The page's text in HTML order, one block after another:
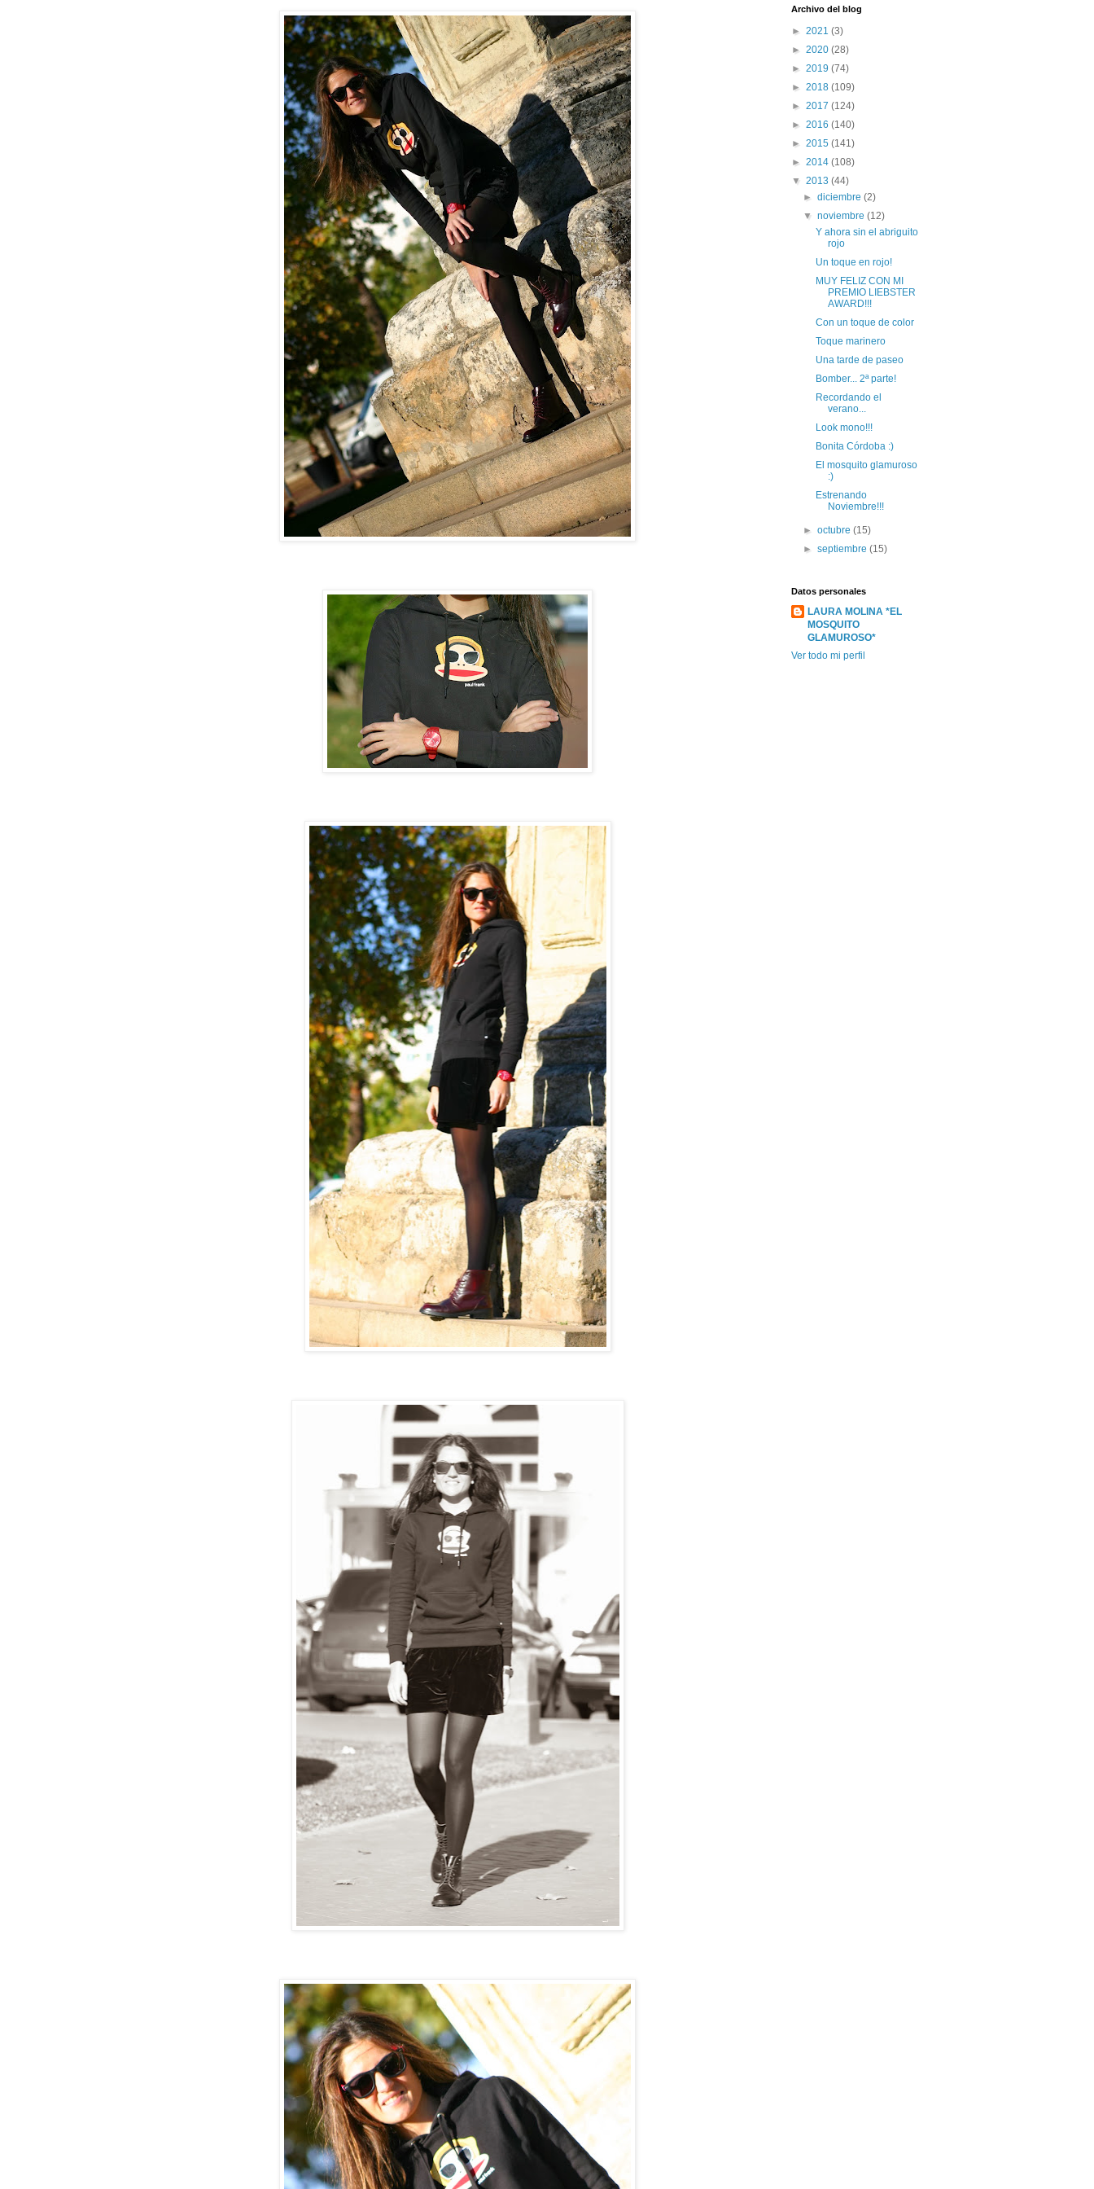
Archivo del blog
► 2021 (3)
► 2020 (28)
► 2019 (74)
► 2018 (109)
► 2017 (124)
► 2016 (140)
► 2015 (141)
► 2014 (108)
▼ 2013 (44)
►diciembre(2)
▼noviembre(12)
Y ahora sin el abriguito
rojo
Un toque en rojo!
MUY FELIZ CON MI
PREMIO LIEBSTER
AWARD!!!
Con un toque de color
Toque marinero
Una tarde de paseo
Bomber... 2ª parte!
Recordando el
verano...
Look mono!!!
Bonita Córdoba :)
El mosquito glamuroso
:)
Estrenando
Noviembre!!!
►octubre(15)
►septiembre(15)
Datos personales
LAURA MOLINA *EL
MOSQUITO
GLAMUROSO*
Ver todo mi perfil